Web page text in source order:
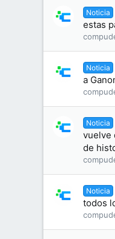
Noticia
estas
Noticia
a
Noticia
vuelve
de
Noticia
todos